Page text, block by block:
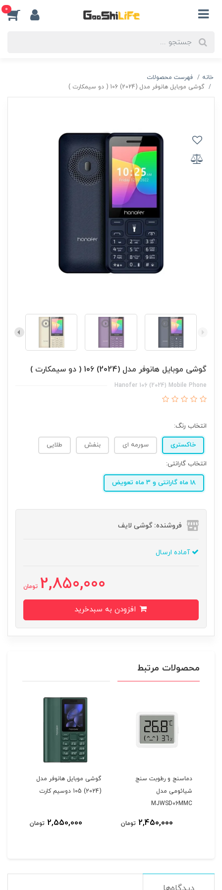
0
خانه
فهرست محصولات
گوشی موبایل هانوفر مدل (2024) 106 ( دو سیمکارت )
گوشی موبایل هانوفر مدل (2024) 106 ( دو سیمکارت )
Hanofer 106 (2024) Mobile Phone
انتخاب رنگ:
خاکستری سورمه ای بنفش طلایی
انتخاب گارانتی:
18 ماه گارانتی و 3 ماه تعویض
فروشنده: گوشی لایف
آماده ارسال
2,850,000 تومان
محصولات مرتبط
دماسنج و رطوبت سنج
شیائومی مدل
MJWSD06MMC
2,450,000 تومان
گوشی موبایل هانوفر مدل
(2024) 105 دوسیم کارت
2,550,000 تومان